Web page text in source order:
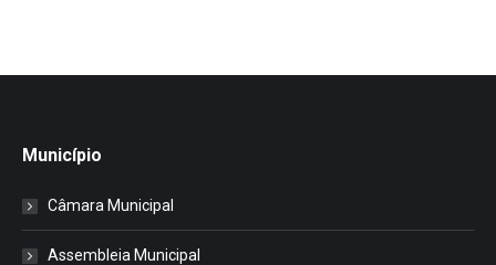
Município
Câmara Municipal
Assembleia Municipal